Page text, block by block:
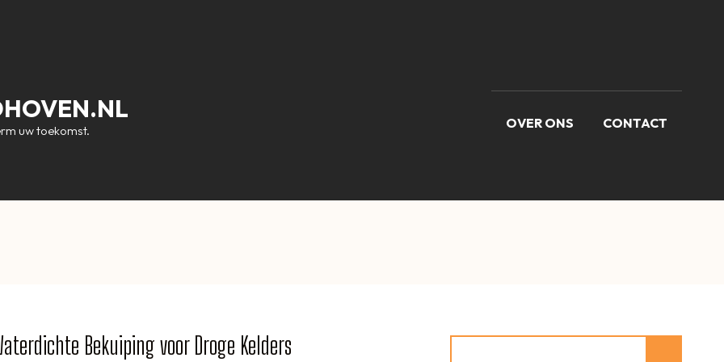
uw toekomst. OVER ONS CONTACT
Bekuiping voor Droge Kelders